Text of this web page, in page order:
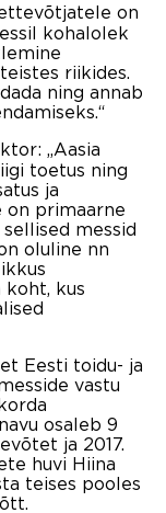
on
kohalolek
riikides.
ning annab
„Aasia
toetus ning
ja
on primaarne
messid
oluline nn
kus
Eesti toidu- ja
vastu
osaleb 9
ja 2017.
huvi Hiina
teises pooles